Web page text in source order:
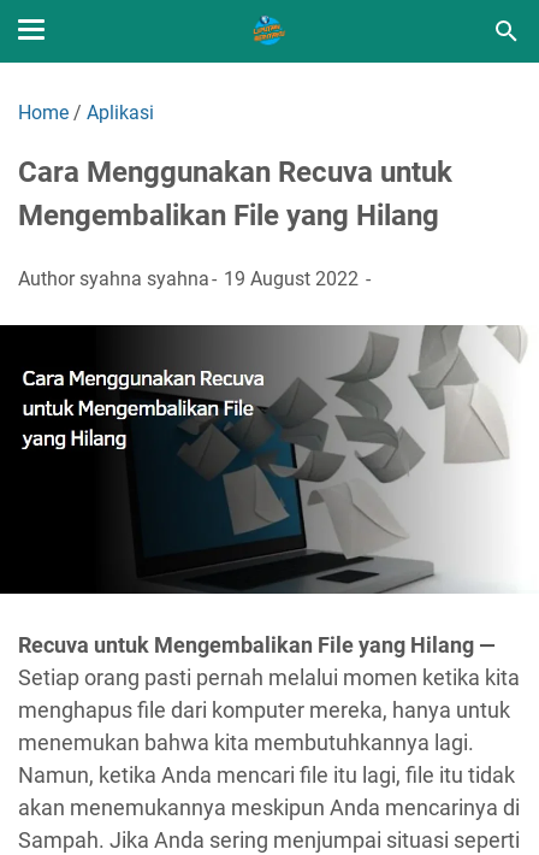
Home / Aplikasi
Cara Menggunakan Recuva untuk
Mengembalikan File yang Hilang
Authorsyahna syahna 19 August 2022
Recuva untuk Mengembalikan File yang Hilang —
Setiap orang pasti pernah melalui momen ketika kita
menghapus file dari komputer mereka, hanya untuk
menemukan bahwa kita membutuhkannya lagi.
Namun, ketika Anda mencari file itu lagi, file itu tidak
akan menemukannya meskipun Anda mencarinya di
Sampah. Jika Anda sering menjumpai situasi seperti